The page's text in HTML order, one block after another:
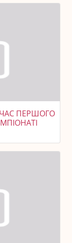
ПЕРШОГО